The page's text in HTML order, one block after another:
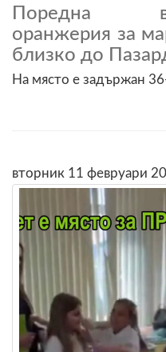
Поредна
оранжерия за
близко до
На място е задържан
вторник 11 февруари